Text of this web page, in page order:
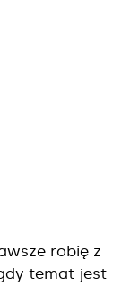
robię z
temat jest